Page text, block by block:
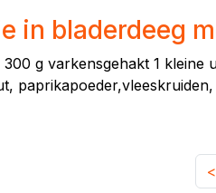
in bladerdeeg
g varkensgehakt 1 kleine